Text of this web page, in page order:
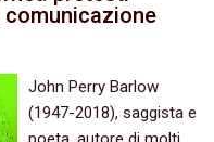
John Perry Barlow
(1947-2018), saggista e